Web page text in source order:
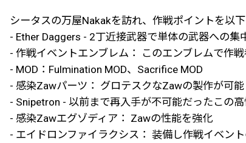
シータスの万屋Nakakを訪れ、作戦ポイントを以
- Ether Daggers - 2丁近接武器で単体の武器への集
- 作戦イベントエンブレム： このエンブレムで作戦
- MOD：Fulmination MOD、Sacrifice MOD
- 感染Zawパーツ： グロテスクなZawの製作が可能
- Snipetron - 以前まで再入手が不可能だったこの
- 感染Zawエグゾディア： Zawの性能を強化
- エイドロンファイラクシス： 装備し作戦イベン